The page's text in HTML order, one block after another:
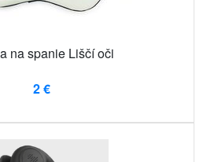
na spanie Liščí oči
2 €